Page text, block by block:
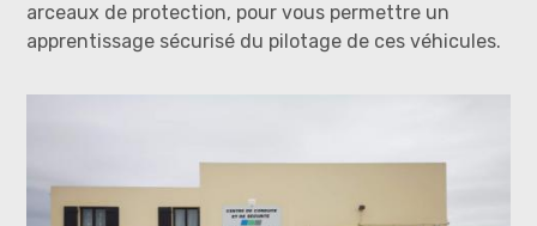
arceaux de protection, pour vous permettre un
apprentissage sécurisé du pilotage de ces véhicules.